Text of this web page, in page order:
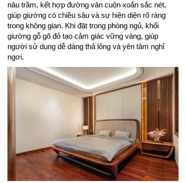
nâu trầm, kết hợp đường vân cuộn xoắn sắc nét,
giúp giường có chiều sâu và sự hiện diện rõ ràng
trong không gian. Khi đặt trong phòng ngủ, khối
giường gỗ gõ đỏ tạo cảm giác vững vàng, giúp
người sử dụng dễ dàng thả lỏng và yên tâm nghỉ
ngơi.